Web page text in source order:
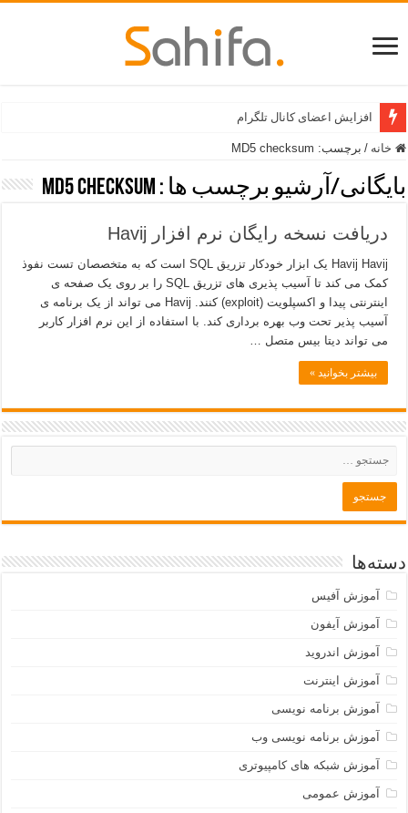
افزایش اعضای کانال تلگرام
خانه / برچسب: MD5 checksum
بایگانی/آرشیو برچسب ها : MD5 checksum
دریافت نسخه رایگان نرم افزار Havij
Havij Havij یک ابزار خودکار تزریق SQL است که به متخصصان تست نفوذ
کمک می کند تا آسیب پذیری های تزریق SQL را بر روی یک صفحه ی
اینترنتی پیدا و اکسپلویت (exploit) کنند. Havij می تواند از یک برنامه ی
آسیب پذیر تحت وب بهره برداری کند. با استفاده از این نرم افزار کاربر
می تواند دیتا بیس متصل …
بیشتر بخوانید »
دسته‌ها
آموزش آفیس
آموزش آیفون
آموزش اندروید
آموزش اینترنت
آموزش برنامه نویسی
آموزش برنامه نویسی وب
آموزش شبکه های کامپیوتری
آموزش عمومی